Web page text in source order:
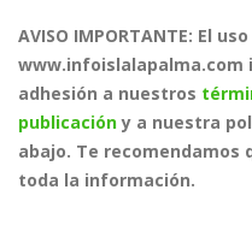
AVISO IMPORTANTE: El
www.infoislalapalma.com
adhesión a nuestros
publicacióny a nuestra
abajo. Te recomendamos
toda la información.